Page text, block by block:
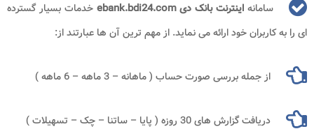
سامانه اینترنت بانک دی ebank.bdi24.com
خدمات بسیار گسترده
ای را به کاربران خود ارائه می نماید. از مهم ترین آن ها عبارتند از:
از جمله بررسی صورت حساب ( ماهانه – 3 ماهه – 6 ماهه )
دریافت گزارش ‌های 30 روزه ( پایا – ساتنا – چک – تسهیلات )